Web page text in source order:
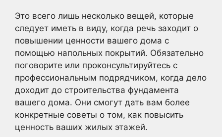
Это всего лишь несколько вещей, которые
следует иметь в виду, когда речь заходит о
повышении ценности вашего дома с
помощью напольных покрытий. Обязательно
поговорите или проконсультируйтесь с
профессиональным подрядчиком, когда дело
доходит до строительства фундамента
вашего дома. Они смогут дать вам более
конкретные советы о том, как повысить
ценность ваших жилых этажей.